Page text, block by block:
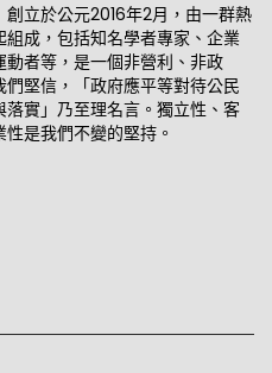
創立於公元2016年2月，由一群熱
成，包括知名學者專家、企業
者等，是一個非營利、非政
堅信，「政府應平等對待公民
實」乃至理名言。獨立性、客
是我們不變的堅持。